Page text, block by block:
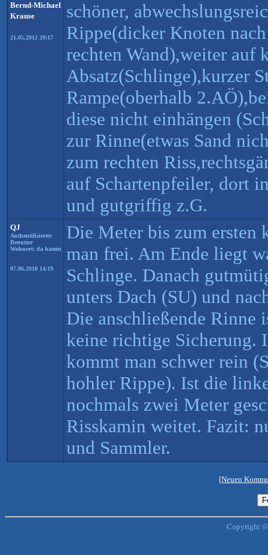
Bernd-Michael
Krause
21.05.2012 20:17
schöner,
Rippe(dicker Knoten
rechten Wand),weiter auf
Absatz(Schlinge),kurzer
Rampe(oberhalb
diese nicht einhängen
zur Rinne(etwas Sand
zum rechten
auf Schartenpfeiler, dort
und gutgriffig z.G.
QJ
Authentifizierter
Benutzer
Wohnort: da hamm
07.06.2010 14:19
Die Meter bis zum ersten
man frei. Am Ende liegt
Schlinge. Danach
unters Dach (SU) und
Die anschließende Rinne
keine richtige Sicherung.
kommt man schwer rein
hohler Rippe). Ist die
nochmals zwei Meter
Risskamin weitet. Fazit:
und Sammler.
[Neuen
Copyright ©